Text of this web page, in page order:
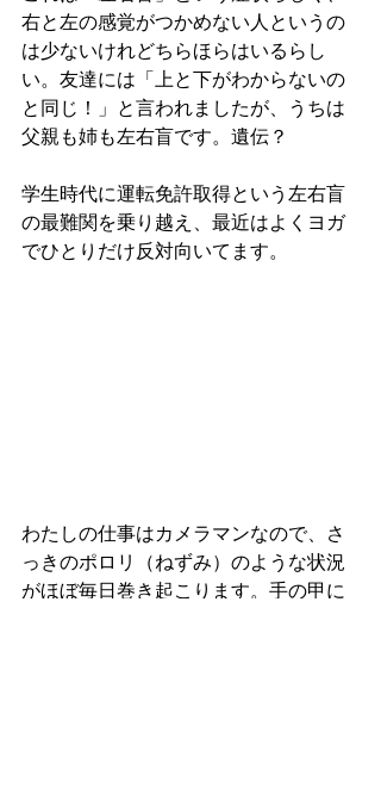
右と左の感覚がつかめない人というの
は少ないけれどちらほらはいるらし
い。友達には「上と下がわからないの
と同じ！」と言われましたが、うちは
父親も姉も左右盲です。遺伝？
学生時代に運転免許取得という左右盲
の最難関を乗り越え、最近はよくヨガ
でひとりだけ反対向いてます。
わたしの仕事はカメラマンなので、さ
っきのポロリ（ねずみ）のような状況
がほぼ毎日巻き起こります。手の甲に